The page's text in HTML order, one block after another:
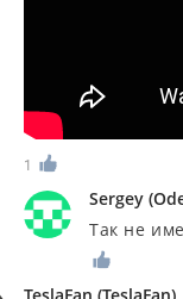
1
Sergey (
Так не